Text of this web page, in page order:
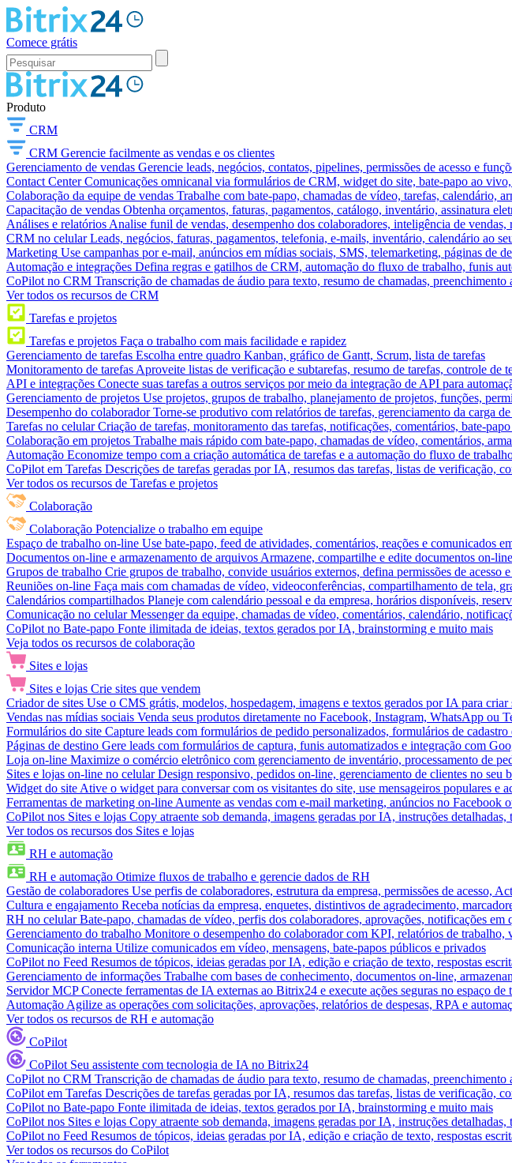
Comece grátis
Produto
CRM
CRM Gerencie facilmente as vendas e os clientes
Gerenciamento de vendas Gerencie leads, negócios, contatos, pipelines, permissões de acesso e
Contact Center Comunicações omnicanal via formulários de CRM, widget do site, bate-papo ao
Colaboração da equipe de vendas Trabalhe com bate-papo, chamadas de vídeo, tarefas, calendário,
Capacitação de vendas Obtenha orçamentos, faturas, pagamentos, catálogo, inventário, assinatura
Análises e relatórios Analise funil de vendas, desempenho dos colaboradores, inteligência de
CRM no celular Leads, negócios, faturas, pagamentos, telefonia, e-mails, inventário, calendário ao
Marketing Use campanhas por e-mail, anúncios em mídias sociais, SMS, telemarketing, páginas de
Automação e integrações Defina regras e gatilhos de CRM, automação do fluxo de trabalho, funis
CoPilot no CRM Transcrição de chamadas de áudio para texto, resumo de chamadas,
Ver todos os recursos de CRM
Tarefas e projetos
Tarefas e projetos Faça o trabalho com mais facilidade e rapidez
Gerenciamento de tarefas Escolha entre quadro Kanban, gráfico de Gantt, Scrum, lista de tarefas
Monitoramento de tarefas Aproveite listas de verificação e subtarefas, resumo de tarefas, controle de
API e integrações Conecte suas tarefas a outros serviços por meio da integração de API para
Gerenciamento de projetos Use projetos, grupos de trabalho, planejamento de projetos, funções,
Desempenho do colaborador Torne-se produtivo com relatórios de tarefas, gerenciamento da carga
Tarefas no celular Criação de tarefas, monitoramento das tarefas, notificações, comentários, bate-
Colaboração em projetos Trabalhe mais rápido com bate-papo, chamadas de vídeo, comentários,
Automação Economize tempo com a criação automática de tarefas e a automação do fluxo de
CoPilot em Tarefas Descrições de tarefas geradas por IA, resumos das tarefas, listas de verificação,
Ver todos os recursos de Tarefas e projetos
Colaboração
Colaboração Potencialize o trabalho em equipe
Espaço de trabalho on-line Use bate-papo, feed de atividades, comentários, reações e comunicados
Documentos on-line e armazenamento de arquivos Armazene, compartilhe e edite documentos on-
Grupos de trabalho Crie grupos de trabalho, convide usuários externos, defina permissões de acesso
Reuniões on-line Faça mais com chamadas de vídeo, videoconferências, compartilhamento de tela,
Calendários compartilhados Planeje com calendário pessoal e da empresa, horários disponíveis,
Comunicação no celular Messenger da equipe, chamadas de vídeo, comentários, calendário,
CoPilot no Bate-papo Fonte ilimitada de ideias, textos gerados por IA, brainstorming e muito mais
Veja todos os recursos de colaboração
Sites e lojas
Sites e lojas Crie sites que vendem
Criador de sites Use o CMS grátis, modelos, hospedagem, imagens e textos gerados por IA para criar
Vendas nas mídias sociais Venda seus produtos diretamente no Facebook, Instagram, WhatsApp ou
Formulários do site Capture leads com formulários de pedido personalizados, formulários de
Páginas de destino Gere leads com formulários de captura, funis automatizados e integração com
Loja on-line Maximize o comércio eletrônico com gerenciamento de inventário, processamento de
Sites e lojas on-line no celular Design responsivo, pedidos on-line, gerenciamento de clientes no seu
Widget do site Ative o widget para conversar com os visitantes do site, use mensageiros populares e
Ferramentas de marketing on-line Aumente as vendas com e-mail marketing, anúncios no
CoPilot nos Sites e lojas Copy atraente sob demanda, imagens geradas por IA, instruções detalhadas,
Ver todos os recursos dos Sites e lojas
RH e automação
RH e automação Otimize fluxos de trabalho e gerencie dados de RH
Gestão de colaboradores Use perfis de colaboradores, estrutura da empresa, permissões de acesso,
Cultura e engajamento Receba notícias da empresa, enquetes, distintivos de agradecimento,
RH no celular Bate-papo, chamadas de vídeo, perfis dos colaboradores, aprovações, notificações em
Gerenciamento do trabalho Monitore o desempenho do colaborador com KPI, relatórios de trabalho,
Comunicação interna Utilize comunicados em vídeo, mensagens, bate-papos públicos e privados
CoPilot no Feed Resumos de tópicos, ideias geradas por IA, edição e criação de texto, respostas
Gerenciamento de informações Trabalhe com bases de conhecimento, documentos on-line,
Servidor MCP Conecte ferramentas de IA externas ao Bitrix24 e execute ações seguras no espaço de
Automação Agilize as operações com solicitações, aprovações, relatórios de despesas, RPA e
Ver todos os recursos de RH e automação
CoPilot
CoPilot Seu assistente com tecnologia de IA no Bitrix24
CoPilot no CRM Transcrição de chamadas de áudio para texto, resumo de chamadas,
CoPilot em Tarefas Descrições de tarefas geradas por IA, resumos das tarefas, listas de verificação,
CoPilot no Bate-papo Fonte ilimitada de ideias, textos gerados por IA, brainstorming e muito mais
CoPilot nos Sites e lojas Copy atraente sob demanda, imagens geradas por IA, instruções detalhadas,
CoPilot no Feed Resumos de tópicos, ideias geradas por IA, edição e criação de texto, respostas
Ver todos os recursos do CoPilot